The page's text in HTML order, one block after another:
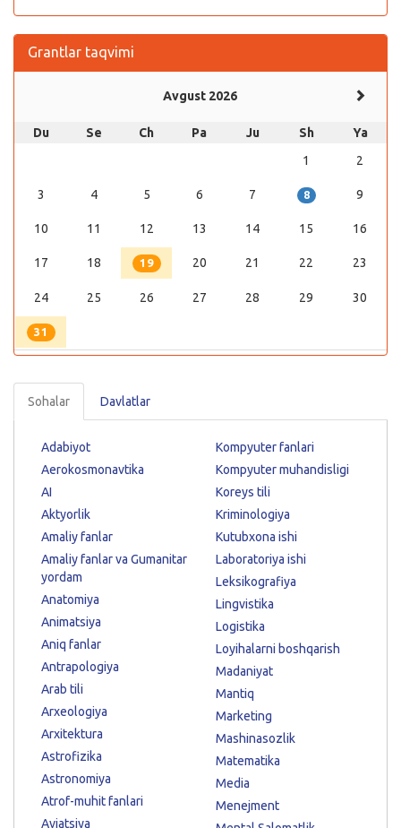
Grantlar taqvimi
Avgust 2026
Du Se Ch Pa Ju Sh
Ya
1
2
3 4 5 6 7 8 9
10 11 12 13 14 15 16
17 18 19 20 21 22 23
24 25 26 27 28 29 30
31
Sohalar Davlatlar
Adabiyot
Aerokosmonavtika
AI
Aktyorlik
Amaliy fanlar
Amaliy fanlar va Gumanitar
yordam
Anatomiya
Animatsiya
Aniq fanlar
Antrapologiya
Arab tili
Arxeologiya
Arxitektura
Astrofizika
Astronomiya
Atrof-muhit fanlari
Aviatsiya
Kompyuter fanlari
Kompyuter muhandisligi
Koreys tili
Kriminologiya
Kutubxona ishi
Laboratoriya ishi
Leksikografiya
Lingvistika
Logistika
Loyihalarni boshqarish
Madaniyat
Mantiq
Marketing
Mashinasozlik
Matematika
Media
Menejment